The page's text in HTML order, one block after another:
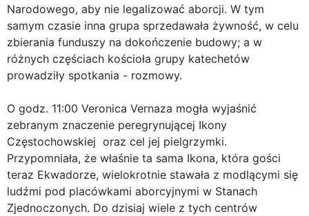
Narodowego, aby nie legalizować aborcji. W tym
samym czasie inna grupa sprzedawała żywność, w celu
zbierania funduszy na dokończenie budowy; a w
różnych częściach kościoła grupy katechetów
prowadziły spotkania - rozmowy.
O godz. 11:00 Veronica Vernaza mogła wyjaśnić
zebranym znaczenie peregrynującej Ikony
Częstochowskiej oraz cel jej pielgrzymki.
Przypomniała, że właśnie ta sama Ikona, która gości
teraz Ekwadorze, wielokrotnie stawała z modlącymi się
ludźmi pod placówkami aborcyjnymi w Stanach
Zjednoczonych. Do dzisiaj wiele z tych centrów